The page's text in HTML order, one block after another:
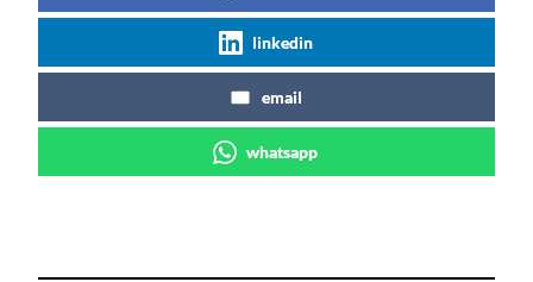
linkedin
email
whatsapp